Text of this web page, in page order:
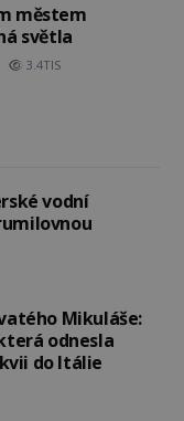
městem
světla
3.4TIS
vodní
Mikuláše:
odnesla
do Itálie